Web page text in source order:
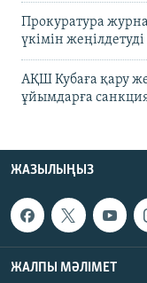
Прокуратура
үкімін
АҚШ Кубаға қару
ұйымдарға
ЖАЗЫЛЫҢЫЗ
ЖАЛПЫ МӘЛІМЕТ